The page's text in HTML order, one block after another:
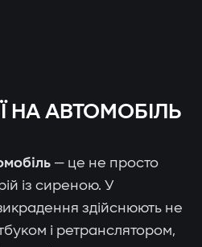
НА АВТОМОБІЛЬ
— це не просто
із сиреною. У
здійснюють не
і ретранслятором,